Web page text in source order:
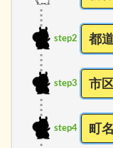
step2
step3
step4